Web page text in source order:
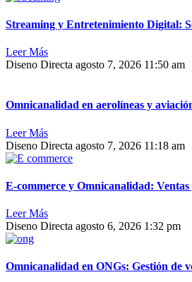
Streaming y Entretenimiento Digital:
Leer Más
Diseno Directa agosto 7, 2026 11:50 am
Omnicanalidad en aerolíneas y
Leer Más
Diseno Directa agosto 7, 2026 11:18 am
E-commerce y Omnicanalidad:
Leer Más
Diseno Directa agosto 6, 2026 1:32 pm
Omnicanalidad en ONGs: Gestión de